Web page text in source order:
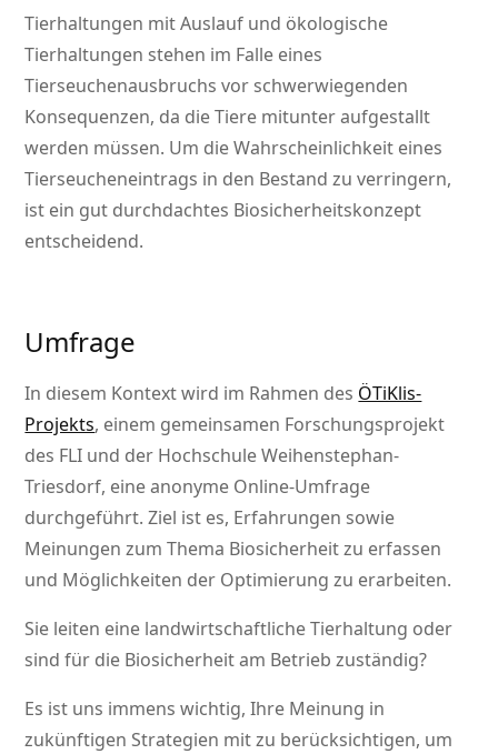
Tierhaltungen mit Auslauf und ökologische
Tierhaltungen stehen im Falle eines
Tierseuchenausbruchs vor schwerwiegenden
Konsequenzen, da die Tiere mitunter aufgestallt
werden müssen. Um die Wahrscheinlichkeit eines
Tierseucheneintrags in den Bestand zu verringern,
ist ein gut durchdachtes Biosicherheitskonzept
entscheidend.
Umfrage
In diesem Kontext wird im Rahmen des ÖTiKlis-
Projekts, einem gemeinsamen Forschungsprojekt
des FLI und der Hochschule Weihenstephan-
Triesdorf, eine anonyme Online-Umfrage
durchgeführt. Ziel ist es, Erfahrungen sowie
Meinungen zum Thema Biosicherheit zu erfassen
und Möglichkeiten der Optimierung zu erarbeiten.
Sie leiten eine landwirtschaftliche Tierhaltung oder
sind für die Biosicherheit am Betrieb zuständig?
Es ist uns immens wichtig, Ihre Meinung in
zukünftigen Strategien mit zu berücksichtigen, um